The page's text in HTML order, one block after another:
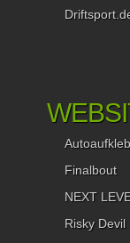
Finalbout
NEXT
Risky Devil